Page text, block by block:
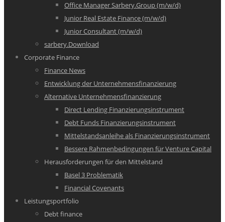
Office Manager Sarbery.Group (m/w/d)
Junior Real Estate Finance (m/w/d)
Junior Consultant (m/w/d)
sarbery.Download
Corporate Finance
Finance News
Entwicklung der Unternehmensfinanzierung
Alternative Unternehmensfinanzierung
Direct Lending Finanzierungsinstrument
Debt Funds Finanzierungsinstrument
Mittelstandsanleihe als Finanzierungsinstrument
Bessere Rahmenbedingungen für Venture Capital
Herausforderungen für den Mittelstand
Basel 3 Problematik
Financial Covenants
Leistungsportfolio
Debt finance